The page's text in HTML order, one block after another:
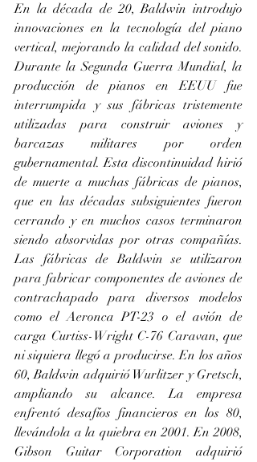
En la década de 20, Baldwin introdujo
innovaciones en la tecnología del piano
vertical, mejorando la calidad del sonido.
Durante la Segunda Guerra Mundial, la
producción de pianos en EEUU fue
interrumpida y sus fábricas tristemente
utilizadas para construir aviones y
barcazas militares por orden
gubernamental. Esta discontinuidad hirió
de muerte a muchas fábricas de pianos,
que en las décadas subsiguientes fueron
cerrando y en muchos casos terminaron
siendo absorvidas por otras compañías.
Las fábricas de Baldwin se utilizaron
para fabricar componentes de aviones de
contrachapado para diversos modelos
como el Aeronca PT-23 o el avión de
carga Curtiss-Wright C-76 Caravan, que
ni siquiera llegó a producirse. En los años
60, Baldwin adquirió Wurlitzer y Gretsch,
ampliando su alcance. La empresa
enfrentó desafíos financieros en los 80,
llevándola a la quiebra en 2001. En 2008,
Gibson Guitar Corporation adquirió